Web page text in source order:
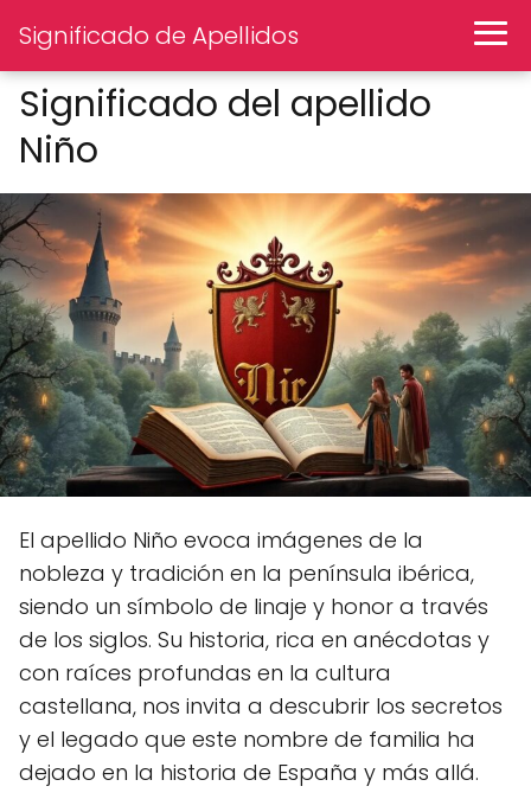
Significado de Apellidos
Significado del apellido
Niño
El apellido Niño evoca imágenes de la
nobleza y tradición en la península ibérica,
siendo un símbolo de linaje y honor a través
de los siglos. Su historia, rica en anécdotas y
con raíces profundas en la cultura
castellana, nos invita a descubrir los secretos
y el legado que este nombre de familia ha
dejado en la historia de España y más allá.